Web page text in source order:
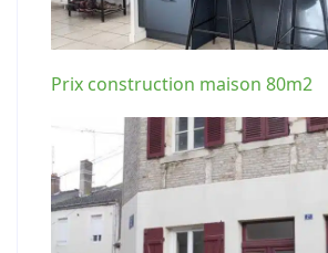
Prix construction maison 80m2